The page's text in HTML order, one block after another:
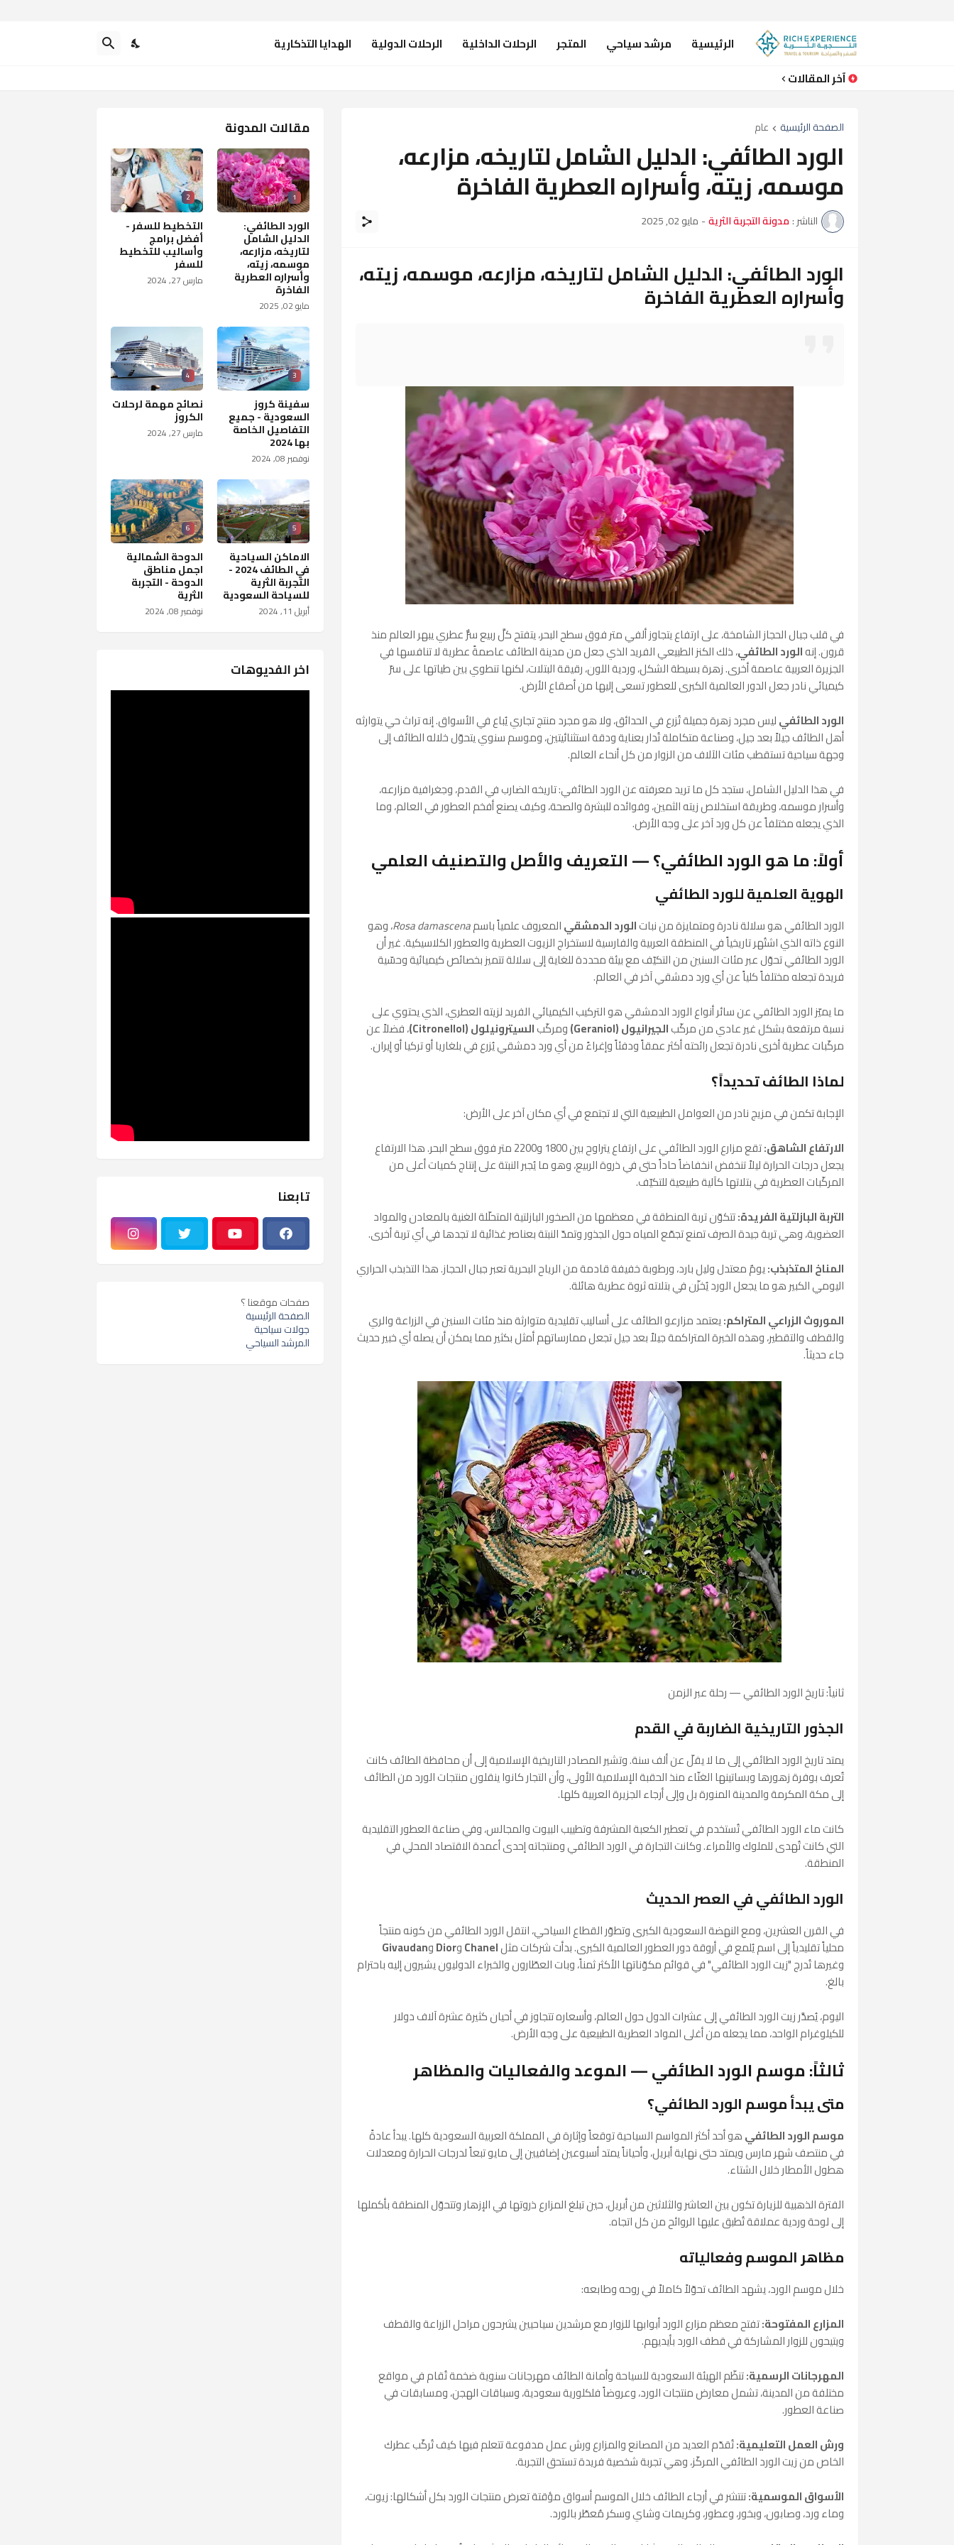
الرئيسية مرشد سياحي المتجر الرحلات الداخلية الرحلات الدولية
الهدايا التذكارية
آخر المقالات
الصفحة الرئيسية عام
الورد الطائفي: الدليل الشامل لتاريخه، مزارعه،
موسمه، زيته، وأسراره العطرية الفاخرة
الناشر : مدونة التجربة الثرية- مايو 02, 2025
الورد الطائفي: الدليل الشامل لتاريخه، مزارعه، موسمه، زيته،
وأسراره العطرية الفاخرة
في قلب جبال الحجاز الشامخة، على ارتفاع يتجاوز ألفي متر فوق سطح البحر، يتفتح كلَّ ربيع سرٌّ عطري يبهر العالم منذ
قرون. إنهالورد الطائفي، ذلك الكنز الطبيعي الفريد الذي جعل من مدينة الطائف عاصمةً عطرية لا تنافسها في
الجزيرة العربية عاصمة أخرى. زهرة بسيطة الشكل، وردية اللون، رقيقة البتلات، لكنها تنطوي بين طياتها على سرّ
كيميائي نادر جعل الدور العالمية الكبرى للعطور تسعى إليها من أصقاع الأرض.
الورد الطائفيليس مجرد زهرة جميلة تُزرع في الحدائق، ولا هو مجرد منتج تجاري يُباع في الأسواق. إنه تراث حي يتوارثه
أهل الطائف جيلاً بعد جيل، وصناعة متكاملة تُدار بعناية ودقة استثنائيتين، وموسم سنوي يتحوّل خلاله الطائف إلى
وجهة سياحية تستقطب مئات الآلاف من الزوار من كل أنحاء العالم.
في هذا الدليل الشامل، ستجد كل ما تريد معرفته عن الورد الطائفي: تاريخه الضارب في القدم، وجغرافية مزارعه،
وأسرار موسمه، وطريقة استخلاص زيته الثمين، وفوائده للبشرة والصحة، وكيف يصنع أفخم العطور في العالم، وما
الذي يجعله مختلفاً عن كل ورد آخر على وجه الأرض.
أولاً: ما هو الورد الطائفي؟ — التعريف والأصل والتصنيف العلمي
الهوية العلمية للورد الطائفي
الورد الطائفي هو سلالة نادرة ومتمايزة من نباتالورد الدمشقيالمعروف علمياً باسمRosa damascena، وهو
النوع ذاته الذي اشتُهر تاريخياً في المنطقة العربية والفارسية لاستخراج الزيوت العطرية والعطور الكلاسيكية. غير أن
الورد الطائفي تحوّل عبر مئات السنين من التكيّف مع بيئة محددة للغاية إلى سلالة تتميز بخصائص كيميائية وحسّية
فريدة تجعله مختلفاً كلياً عن أي ورد دمشقي آخر في العالم.
ما يميّز الورد الطائفي عن سائر أنواع الورد الدمشقي هو التركيب الكيميائي الفريد لزيته العطري، الذي يحتوي على
نسبة مرتفعة بشكل غير عادي من مركّبالجيرانيول (Geraniol) ومركّبالسيترونيلول (Citronellol)
، فضلاً عن
مركّبات عطرية أخرى نادرة تجعل رائحته أكثر عمقاً ودفئاً وإغراءً من أي ورد دمشقي يُزرع في بلغاريا أو تركيا أو إيران.
لماذا الطائف تحديداً؟
الإجابة تكمن في مزيج نادر من العوامل الطبيعية التي لا تجتمع في أي مكان آخر على الأرض:
الارتفاع الشاهق:
تقع مزارع الورد الطائفي على ارتفاع يتراوح بين 1800 و2200 متر فوق سطح البحر. هذا الارتفاع
يجعل درجات الحرارة ليلاً تنخفض انخفاضاً حاداً حتى في ذروة الربيع، وهو ما يُجبر النبتة على إنتاج كميات أعلى من
المركّبات العطرية في بتلاتها كآلية طبيعية للتكيّف.
التربة البازلتية الفريدة:تتكوّن تربة المنطقة في معظمها من الصخور البازلتية المتحلّلة الغنية بالمعادن والمواد
العضوية، وهي تربة جيدة الصرف تمنع تجمّع المياه حول الجذور وتمدّ النبتة بعناصر غذائية لا تجدها في أي تربة أخرى.
المناخ المتذبذب:يومٌ معتدل وليل بارد، ورطوبة خفيفة قادمة من الرياح البحرية تعبر جبال الحجاز. هذا التذبذب الحراري
اليومي الكبير هو ما يجعل الورد يُخزّن في بتلاته ثروة عطرية هائلة.
الموروث الزراعي المتراكم:يعتمد مزارعو الطائف على أساليب تقليدية متوارثة منذ مئات السنين في الزراعة والري
والقطف والتقطير، وهذه الخبرة المتراكمة جيلاً بعد جيل تجعل ممارساتهم أمثل بكثير مما يمكن أن يصله أي خبير حديث
جاء حديثاً.
ثانياً: تاريخ الورد الطائفي — رحلة عبر الزمن
الجذور التاريخية الضاربة في القدم
يمتد تاريخ الورد الطائفي إلى ما لا يقلّ عن ألف سنة. وتشير المصادر التاريخية الإسلامية إلى أن محافظة الطائف كانت
تُعرف بوفرة زهورها وبساتينها الغنّاء منذ الحقبة الإسلامية الأولى، وأن التجار كانوا ينقلون منتجات الورد من الطائف
إلى مكة المكرمة والمدينة المنورة بل وإلى أرجاء الجزيرة العربية كلها.
كانت ماء الورد الطائفي تُستخدم في تعطير الكعبة المشرفة وتطييب البيوت والمجالس، وفي صناعة العطور التقليدية
التي كانت تُهدى للملوك والأمراء. وكانت التجارة في الورد الطائفي ومنتجاته إحدى أعمدة الاقتصاد المحلي في
المنطقة.
الورد الطائفي في العصر الحديث
في القرن العشرين، ومع النهضة السعودية الكبرى وتطوّر القطاع السياحي، انتقل الورد الطائفي من كونه منتجاً
محلياً تقليدياً إلى اسم يُلمع في أروقة دور العطور العالمية الكبرى. بدأت شركات مثلChanelوDiorوGivaudan
وغيرها تُدرج "زيت الورد الطائفي" في قوائم مكوّناتها الأكثر ثمناً، وبات العطّارون والخبراء الدوليون يشيرون إليه باحترام
بالغ.
اليوم، يُصدَّر زيت الورد الطائفي إلى عشرات الدول حول العالم، وأسعاره تتجاوز في أحيان كثيرة عشرة آلاف دولار
للكيلوغرام الواحد، مما يجعله من أغلى المواد العطرية الطبيعية على وجه الأرض.
ثالثاً: موسم الورد الطائفي — الموعد والفعاليات والمظاهر
متى يبدأ موسم الورد الطائفي؟
موسم الورد الطائفيهو أحد أكثر المواسم السياحية توقعاً وإثارة في المملكة العربية السعودية كلها. يبدأ عادةً
في منتصف شهر مارس ويمتد حتى نهاية أبريل، وأحياناً يمتد أسبوعين إضافيين إلى مايو تبعاً لدرجات الحرارة ومعدلات
هطول الأمطار خلال الشتاء.
الفترة الذهبية للزيارة تكون بين العاشر والثلاثين من أبريل، حين تبلغ المزارع ذروتها في الإزهار وتتحوّل المنطقة بأكملها
إلى لوحة وردية عملاقة تُطبق عليها الروائح من كل اتجاه.
مظاهر الموسم وفعالياته
خلال موسم الورد، يشهد الطائف تحوّلاً كاملاً في روحه وطابعه:
المزارع المفتوحة:تفتح معظم مزارع الورد أبوابها للزوار مع مرشدين سياحيين يشرحون مراحل الزراعة والقطف
ويتيحون للزوار المشاركة في قطف الورد بأيديهم.
المهرجانات الرسمية:تنظّم الهيئة السعودية للسياحة وأمانة الطائف مهرجانات سنوية ضخمة تُقام في مواقع
مختلفة من المدينة، تشمل معارض منتجات الورد، وعروضاً فلكلورية سعودية، وسباقات الهجن، ومسابقات في
صناعة العطور.
ورش العمل التعليمية:تُقدّم العديد من المصانع والمزارع ورش عمل مدفوعة تتعلم فيها كيف تُركّب عطرك
الخاص من زيت الورد الطائفي المركّز، وهي تجربة شخصية فريدة تستحق التجربة.
الأسواق الموسمية:تنتشر في أرجاء الطائف خلال الموسم أسواق مؤقتة تعرض منتجات الورد بكل أشكالها: زيوت،
وماء ورد، وصابون، وبخور، وعطور، وكريمات وشاي وسكر مُعطّر بالورد.
مقالات المدونة
1
الورد الطائفي:
الدليل الشامل
لتاريخه، مزارعه،
موسمه، زيته،
وأسراره العطرية
الفاخرة
مايو 02, 2025
2
التخطيط للسفر -
أفضل برامج
وأساليب للتخطيط
للسفر
مارس 27, 2024
3
سفينة كروز
السعودية - جميع
التفاصيل الخاصة
بها 2024
نوفمبر 08, 2024
4
نصائح مهمة لرحلات
الكروز
مارس 27, 2024
5
الاماكن السياحية
في الطائف 2024 -
التجربة الثرية
للسياحة السعودية
أبريل 11, 2024
6
الدوحة الشمالية
اجمل مناطق
الدوحة - التجربة
الثرية
نوفمبر 08, 2024
اخر الفديوهات
تابعنا
صفحات موقعنا ؟
الصفحة الرئيسية
جولات سياحية
المرشد السياحي